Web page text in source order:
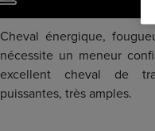
Cheval énergique,
nécessite un meneur
excellent cheval de
puissantes, très amples.